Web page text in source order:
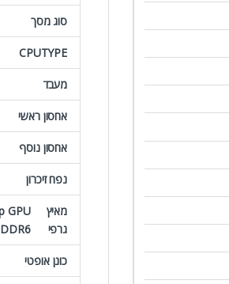
סוג מסך
CPUTYPE
מעבד
אחסון ראשי
אחסון נוסף
נפח זיכרון
מאיץ
גרפי
GPU
כונן אופטי